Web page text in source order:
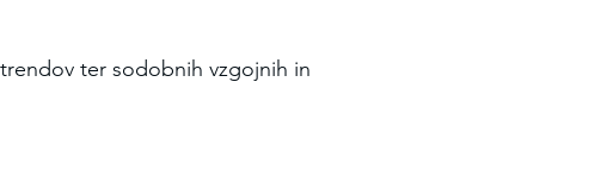
ter sodobnih vzgojnih in